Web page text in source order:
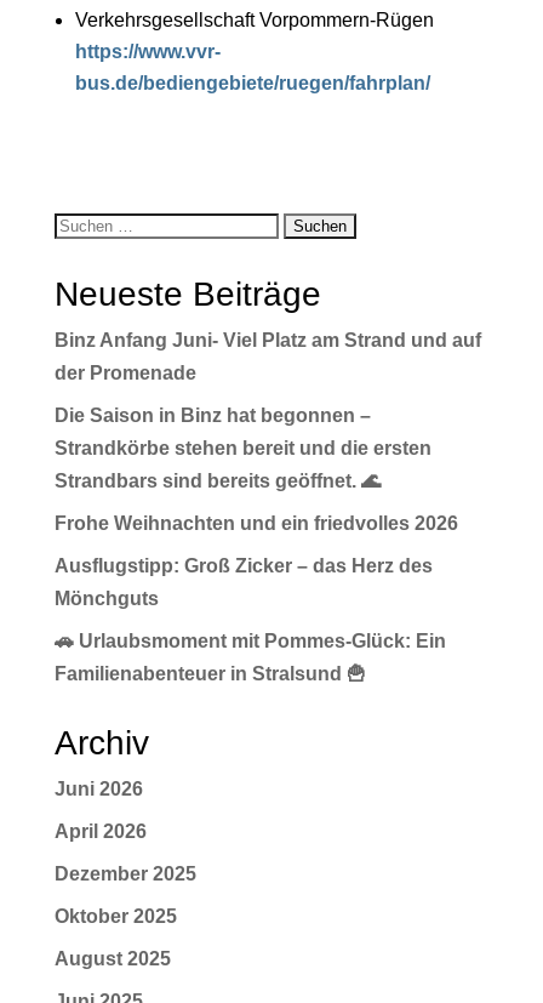
Verkehrsgesellschaft Vorpommern-Rügen
https://www.vvr-
bus.de/bediengebiete/ruegen/fahrplan/
Neueste Beiträge
Binz Anfang Juni- Viel Platz am Strand und auf
der Promenade
Die Saison in Binz hat begonnen –
Strandkörbe stehen bereit und die ersten
Strandbars sind bereits geöffnet. 🌊
Frohe Weihnachten und ein friedvolles 2026
Ausflugstipp: Groß Zicker – das Herz des
Mönchguts
🚗 Urlaubsmoment mit Pommes-Glück: Ein
Familienabenteuer in Stralsund 🍟
Archiv
Juni 2026
April 2026
Dezember 2025
Oktober 2025
August 2025